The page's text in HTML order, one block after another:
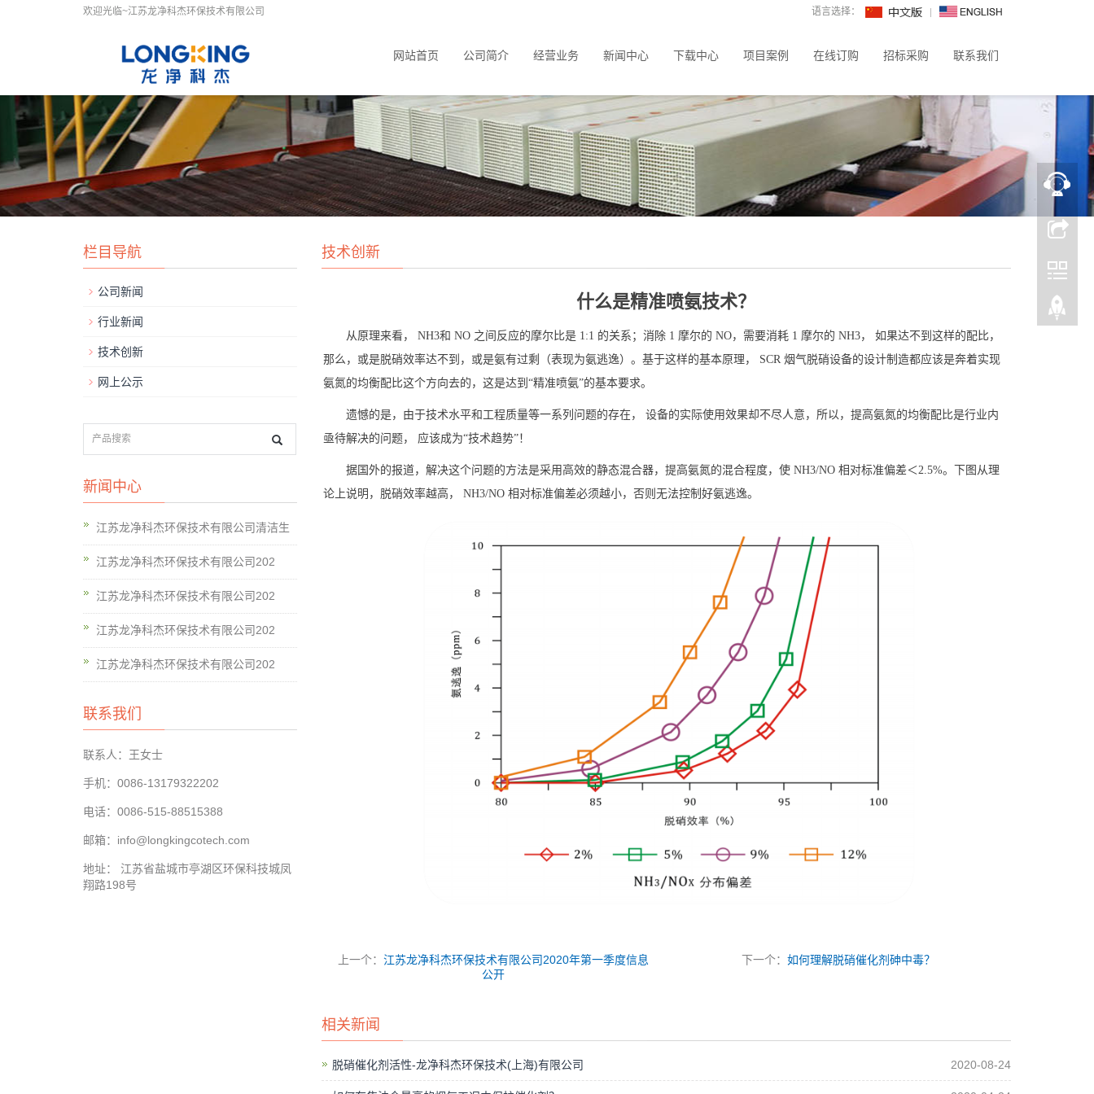
欢迎光临~江苏龙净科杰环保技术有限公司 语言选择：
网站首页 公司简介 经营业务 新闻中心 下载中心 项目案例 在线订购 招标采购 联系我们
技术创新
什么是精准喷氨技术？
从原理来看， NH3和 NO 之间反应的摩尔比是 1:1 的关系；消除 1 摩尔的 NO，需要消耗 1 摩尔的 NH3， 如果达不到这样的配比，
那么，或是脱硝效率达不到，或是氨有过剩（表现为氨逃逸）。基于这样的基本原理， SCR 烟气脱硝设备的设计制造都应该是奔着实现
氨氮的均衡配比这个方向去的，这是达到“精准喷氨”的基本要求。
遗憾的是，由于技术水平和工程质量等一系列问题的存在，
设备的实际使用效果却不尽人意，所以，提高氨氮的均衡配比是行业内
亟待解决的问题，
应该成为“技术趋势”！
据国外的报道，解决这个问题的方法是采用高效的静态混合器，提高氨氮的混合程度，使NH3/NO 相对标准偏差＜2.5%。下图从理
论上说明，脱硝效率越高， NH3/NO 相对标准偏差必须越小，否则无法控制好氨逃逸。
上一个：江苏龙净科杰环保技术有限公司2020年第一季度信息
公开
下一个：如何理解脱硝催化剂砷中毒？
相关新闻
脱硝催化剂活性-龙净科杰环保技术(上海)有限公司 2020-08-24
栏目导航
公司新闻
行业新闻
技术创新
网上公示
新闻中心
江苏龙净科杰环保技术有限公司清洁生
江苏龙净科杰环保技术有限公司202
江苏龙净科杰环保技术有限公司202
江苏龙净科杰环保技术有限公司202
江苏龙净科杰环保技术有限公司202
联系我们
联系人：王女士
手机：0086-13179322202
电话：0086-515-88515388
邮箱：info@longkingcotech.com
地址： 江苏省盐城市亭湖区环保科技城凤
翔路198号